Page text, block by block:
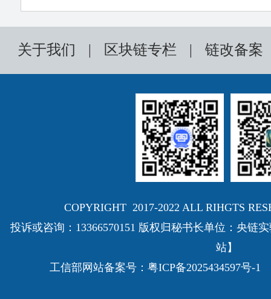
关于我们 | 区块链专栏 | 链改备案
COPYRIGHT 2017-2022 ALL RIHGTS
投诉或咨询：13366570151 版权归秘书长单位：央链
站】
工信部网站备案号： 粤ICP备2025434597号-1